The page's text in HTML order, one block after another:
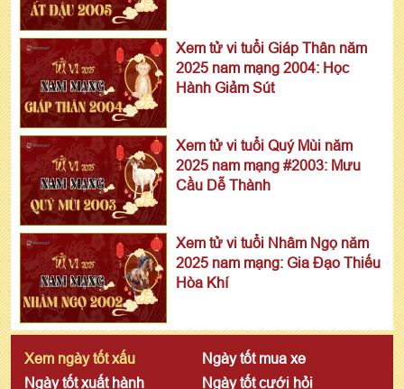
Xem tử vi tuổi Giáp Thân năm
2025 nam mạng 2004: Học
Hành Giảm Sút
Xem tử vi tuổi Quý Mùi năm
2025 nam mạng #2003: Mưu
Cầu Dễ Thành
Xem tử vi tuổi Nhâm Ngọ năm
2025 nam mạng: Gia Đạo Thiếu
Hòa Khí
Xem ngày tốt xấu
Ngày tốt mua xe
Ngày tốt xuất hành
Ngày tốt cưới hỏi